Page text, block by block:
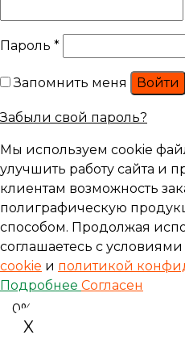
Пароль *
Запомнить меня Войти
Забыли свой пароль?
Мы используем cookie
улучшить работу сайта и
клиентам возможность
полиграфическую
способом. Продолжая
соглашаетесь с условиями
cookie и политикой
Подробнее Согласен
0%
X